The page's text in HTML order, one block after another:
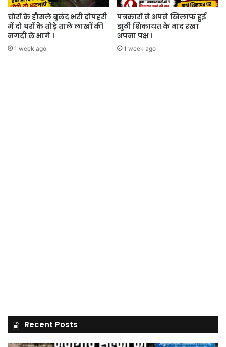
चोरों के हौसले बुलंद भरी दोपहरी
में दो घरों के तोड़े ताले लाखों की
नगदी ले भागे ।
1 week ago
पत्रकारों ने अपने खिलाफ हुई
झुठी शिकायत के बाद रखा
अपना पक्ष ।
1 week ago
Recent Posts